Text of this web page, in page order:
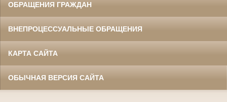
ОБРАЩЕНИЯ ГРАЖДАН
ВНЕПРОЦЕССУАЛЬНЫЕ ОБРАЩЕНИЯ
КАРТА САЙТА
ОБЫЧНАЯ ВЕРСИЯ САЙТА